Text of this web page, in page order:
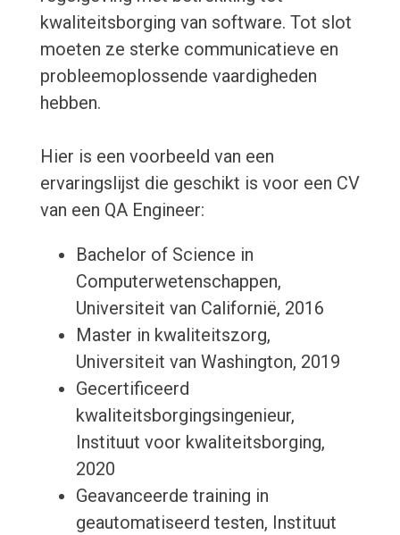
kwaliteitsborging van software. Tot slot
moeten ze sterke communicatieve en
probleemoplossende vaardigheden
hebben.
Hier is een voorbeeld van een
ervaringslijst die geschikt is voor een CV
van een QA Engineer:
Bachelor of Science in
Computerwetenschappen,
Universiteit van Californië, 2016
Master in kwaliteitszorg,
Universiteit van Washington, 2019
Gecertificeerd
kwaliteitsborgingsingenieur,
Instituut voor kwaliteitsborging,
2020
Geavanceerde training in
geautomatiseerd testen, Instituut